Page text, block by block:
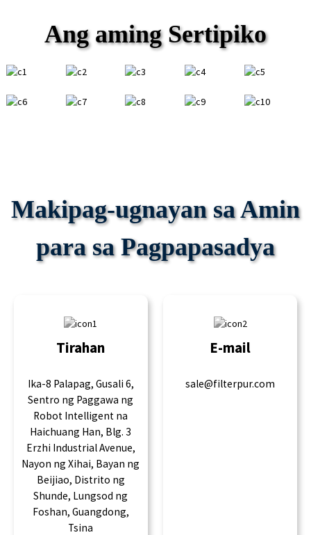
Ang aming Sertipiko
Makipag-ugnayan sa Amin
para sa Pagpapasadya
Tirahan
Ika-8 Palapag, Gusali 6,
Sentro ng Paggawa ng
Robot Intelligent na
Haichuang Han, Blg. 3
Erzhi Industrial Avenue,
Nayon ng Xihai, Bayan ng
Beijiao, Distrito ng
Shunde, Lungsod ng
Foshan, Guangdong,
Tsina
E-mail
sale@filterpur.com